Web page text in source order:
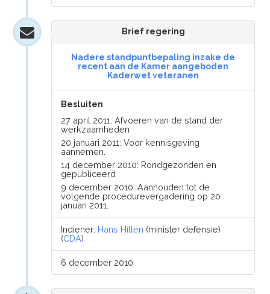
Brief regering
Nadere standpuntbepaling inzake de
recent aan de Kamer aangeboden
Kaderwet veteranen
Besluiten
27 april 2011: Afvoeren van de stand der
werkzaamheden
20 januari 2011: Voor kennisgeving
aannemen.
14 december 2010: Rondgezonden en
gepubliceerd
9 december 2010: Aanhouden tot de
volgende procedurevergadering op 20
januari 2011.
Indiener: Hans Hillen (minister defensie)
(CDA)
6 december 2010